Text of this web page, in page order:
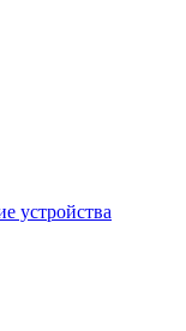
устройства